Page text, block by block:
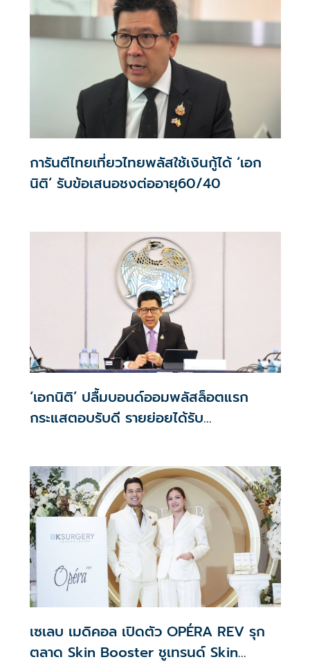
การันตีไทยเที่ยวไทยพลัสใช้เงินกู้ได้ ‘เอก
นิติ’ รับข้อเสนอชงต่ออายุ60/40
‘เอกนิติ’ ปลื้มบอนด์ออมพลัสล็อตแรก
กระแสตอบรับดี รายย่อยได้รับ
เซเลบ เมดิคอล เปิดตัว OPÉRA REV รุก
ตลาด Skin Booster ชูเทรนด์ Skin